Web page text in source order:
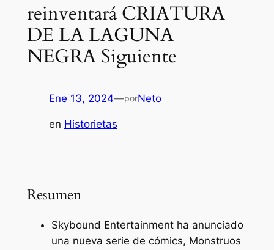
reinventará CRIATURA
DE LA LAGUNA
NEGRA Siguiente
Ene 13, 2024—porNeto
en Historietas
Resumen
Skybound Entertainment ha anunciado
una nueva serie de cómics, Monstruos